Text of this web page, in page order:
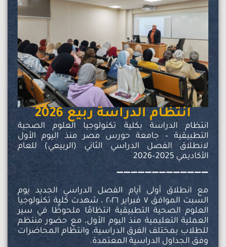
انتظام الدراسة ربيع 2026
انتظام الدراسة بكلية تكنولوجيا العلوم الصحية
التطبيقية – جامعة حورس مصر منذ اليوم الأول
لانطلاق الفصل الدراسي الثاني (الربيعي) للعام
الأكاديمي 2025–2026
➖️➖️➖️➖️➖️➖️➖️➖️➖️➖️➖️➖️➖️
مع انطلاق أولى أيام الفصل الدراسي الجديد يوم
السبت الموافق ٧ فبراير ٢٠٢٦ ، شهدت كلية تكنولوجيا
العلوم الصحية التطبيقية انتظامًا ملحوظًا في سير
العملية التعليمية منذ اليوم الأول، مع حضور منتظم
للطلاب بمختلف الفرق الدراسية، وانتظام المحاضرات
وفق الجداول الدراسية المعتمدة.